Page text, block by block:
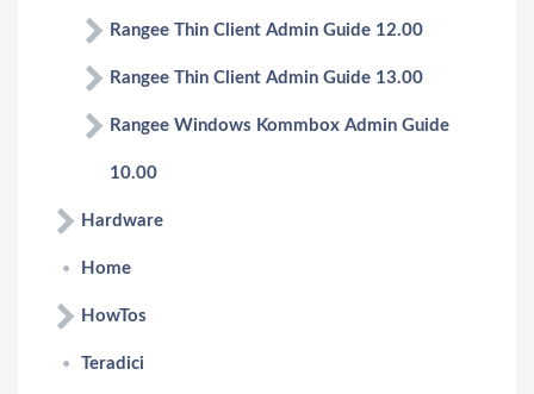
Rangee Thin Client Admin Guide 12.00
Rangee Thin Client Admin Guide 13.00
Rangee Windows Kommbox Admin Guide
10.00
Hardware
Home
HowTos
Teradici